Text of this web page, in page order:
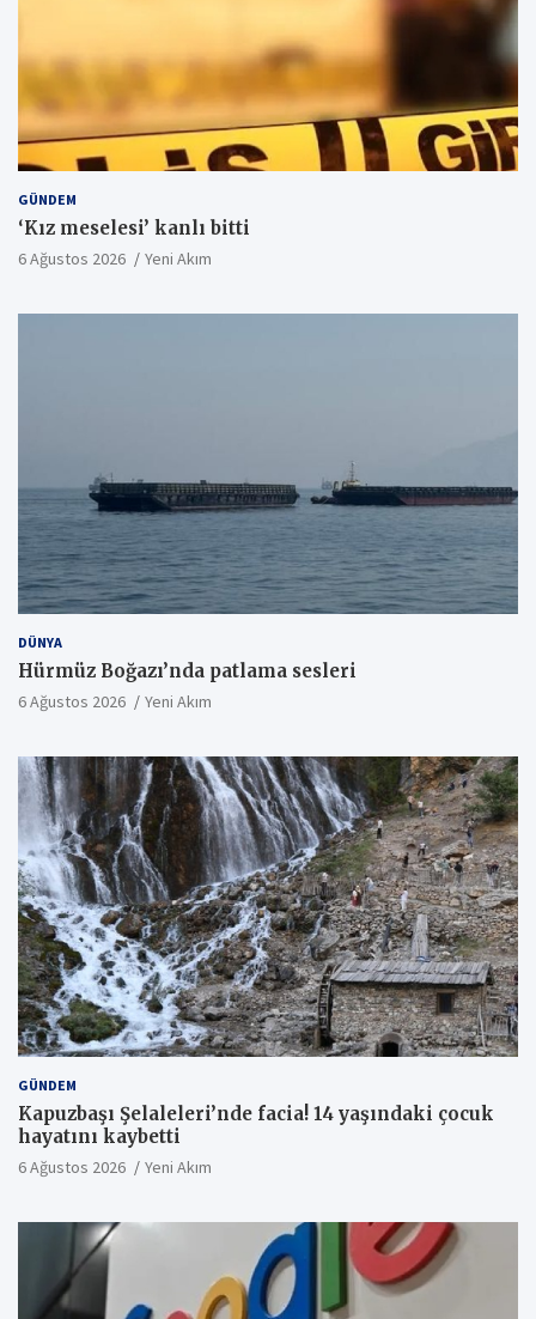
GÜNDEM
‘Kız meselesi’ kanlı bitti
6 Ağustos 2026 Yeni Akım
DÜNYA
Hürmüz Boğazı’nda patlama sesleri
6 Ağustos 2026 Yeni Akım
GÜNDEM
Kapuzbaşı Şelaleleri’nde facia! 14 yaşındaki çocuk
hayatını kaybetti
6 Ağustos 2026 Yeni Akım